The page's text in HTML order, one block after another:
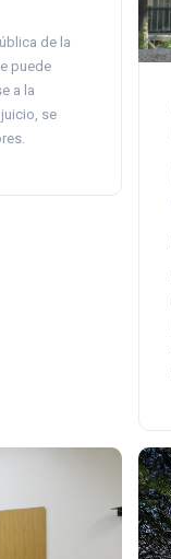
de la
puede
a la
se